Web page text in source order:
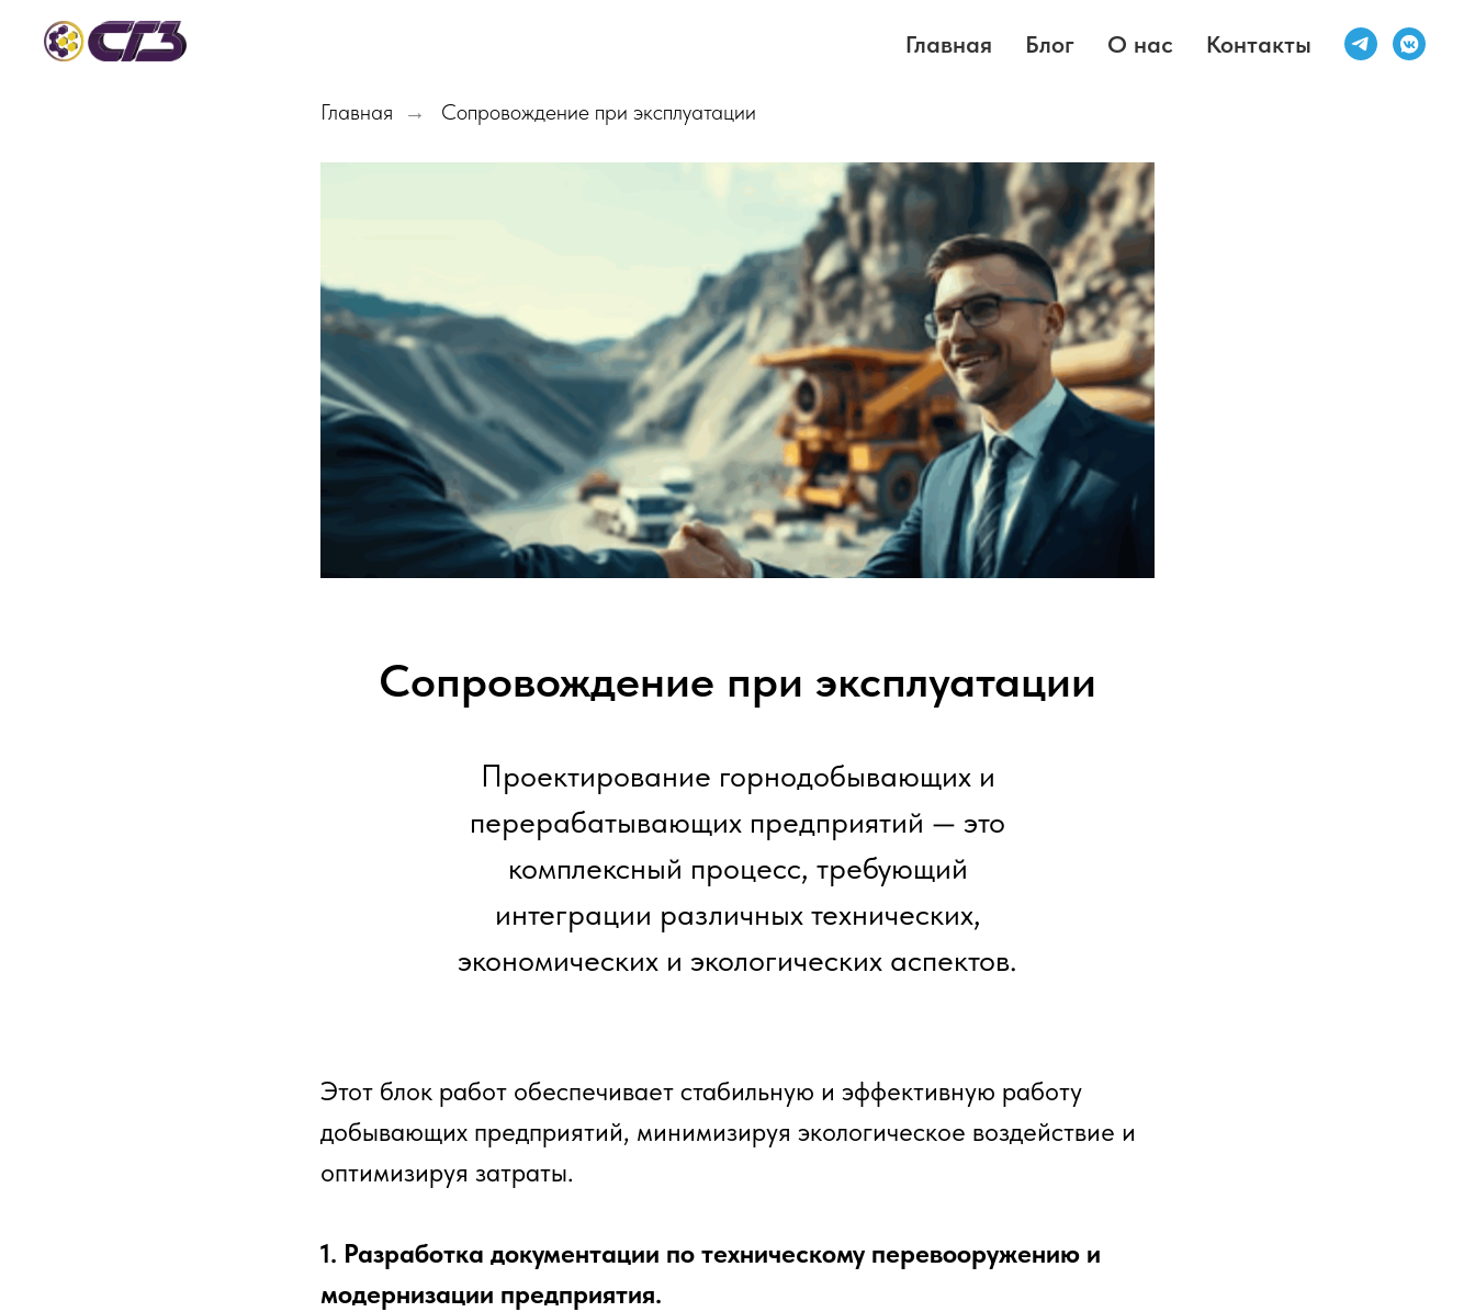
Главная Блог О нас Контакты
Главная → Сопровождение при эксплуатации
Сопровождение при эксплуатации
Проектирование горнодобывающих и
перерабатывающих предприятий — это
комплексный процесс, требующий
интеграции различных технических,
экономических и экологических аспектов.
Этот блок работ обеспечивает стабильную и эффективную работу
добывающих предприятий, минимизируя экологическое воздействие и
оптимизируя затраты.
1. Разработка документации по техническому перевооружению и
модернизации предприятия.